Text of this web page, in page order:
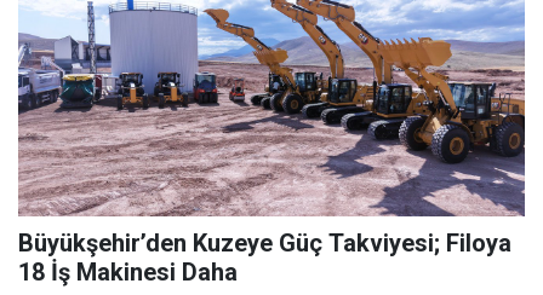
Büyükşehir’den Kuzeye Güç Takviyesi; Filoya
18 İş Makinesi Daha